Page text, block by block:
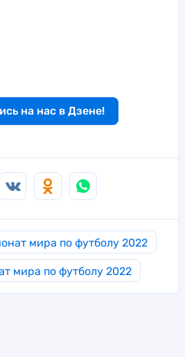
на нас в Дзене!
мира по футболу 2022
мира по футболу 2022